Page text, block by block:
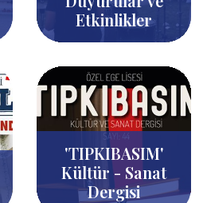
Etkinlikler
'TIPKIBASIM'
Kültür - Sanat
Dergisi